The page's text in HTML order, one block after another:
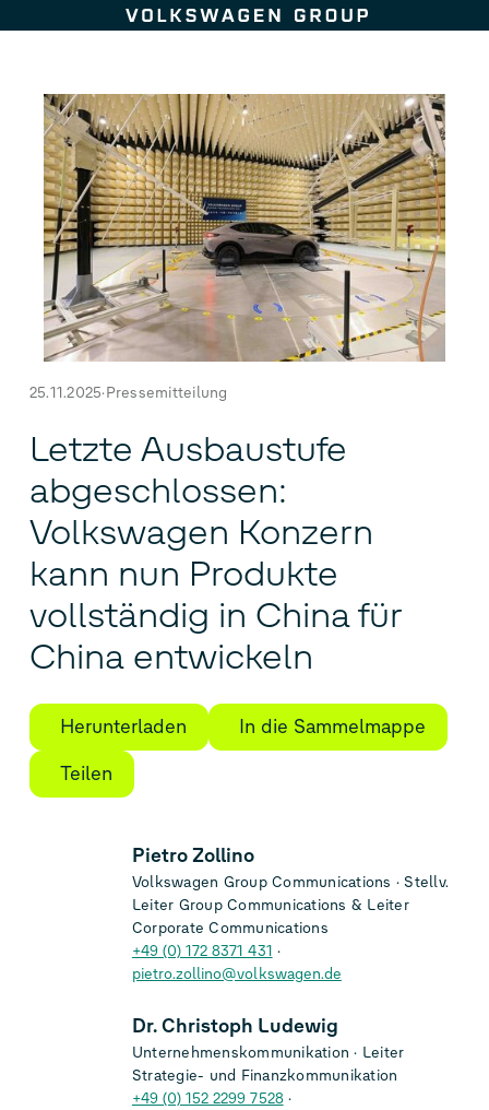
Zum Seiteninhalt springen
25.11.2025 Pressemitteilung
Letzte Ausbaustufe
abgeschlossen:
Volkswagen Konzern
kann nun Produkte
vollständig in China für
China entwickeln
Herunterladen
In die Sammelmappe
Teilen
Pietro Zollino
Volkswagen Group Communications
Stellv.
Leiter Group Communications & Leiter
Corporate Communications
+49 (0) 172 8371 431
pietro.zollino@volkswagen.de
Dr. Christoph Ludewig
Unternehmenskommunikation Leiter
Strategie- und Finanzkommunikation
+49 (0) 152 2299 7528